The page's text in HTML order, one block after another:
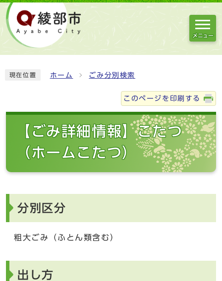
メニュー
現在位置 ホーム ごみ分別検索
このページを印刷する
【ごみ詳細情報】こたつ
（ホームこたつ）
分別区分
粗大ごみ（ふとん類含む）
出し方